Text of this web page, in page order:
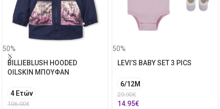
50%
BILLIEBLUSH HOODED
OILSKIN ΜΠΟΥΦΑΝ
4 Ετών
106.00€
50%
LEVI’S BABY SET 3 PICS
6/12M
29.90€
14.95€